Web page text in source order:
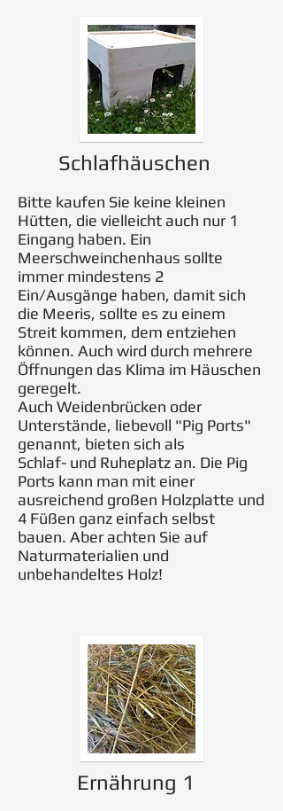
Schlafhäuschen
Bitte kaufen Sie keine kleinen
Hütten, die vielleicht auch nur 1
Eingang haben. Ein
Meerschweinchenhaus sollte
immer mindestens 2
Ein/Ausgänge haben, damit sich
die Meeris, sollte es zu einem
Streit kommen, dem entziehen
können. Auch wird durch mehrere
Öffnungen das Klima im Häuschen
geregelt.
Auch Weidenbrücken oder
Unterstände, liebevoll "Pig Ports"
genannt, bieten sich als
Schlaf- und Ruheplatz an. Die Pig
Ports kann man mit einer
ausreichend großen Holzplatte und
4 Füßen ganz einfach selbst
bauen. Aber achten Sie auf
Naturmaterialien und
unbehandeltes Holz!
Ernährung 1